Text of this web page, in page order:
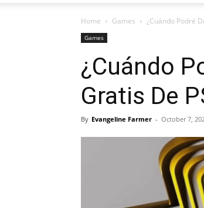
Home Games ¿Cuándo Podré
Games
¿Cuándo
Gratis De
By Evangeline Farmer - October 7,